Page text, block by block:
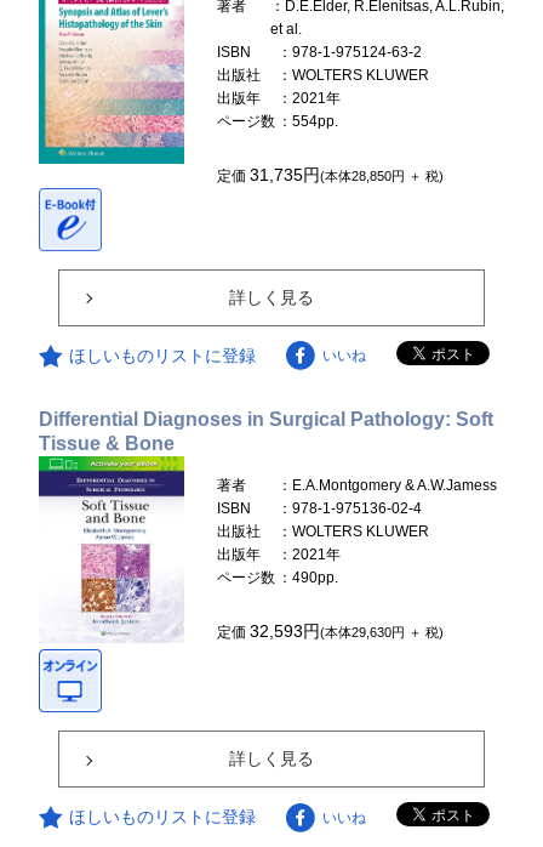
著者
：D.E.Elder, R.Elenitsas, A.L.Rubin,
et al.
ISBN
：978-1-975124-63-2
出版社
：WOLTERS KLUWER
出版年
：2021年
ページ数 ：554pp.
定価31,735円(本体28,850円 ＋ 税)
詳しく見る
ほしいものリストに登録 いいね
Differential Diagnoses in Surgical Pathology: Soft
Tissue & Bone
著者
：E.A.Montgomery & A.W.Jamess
ISBN
：978-1-975136-02-4
出版社
：WOLTERS KLUWER
出版年
：2021年
ページ数 ：490pp.
定価32,593円(本体29,630円 ＋ 税)
詳しく見る
ほしいものリストに登録 いいね